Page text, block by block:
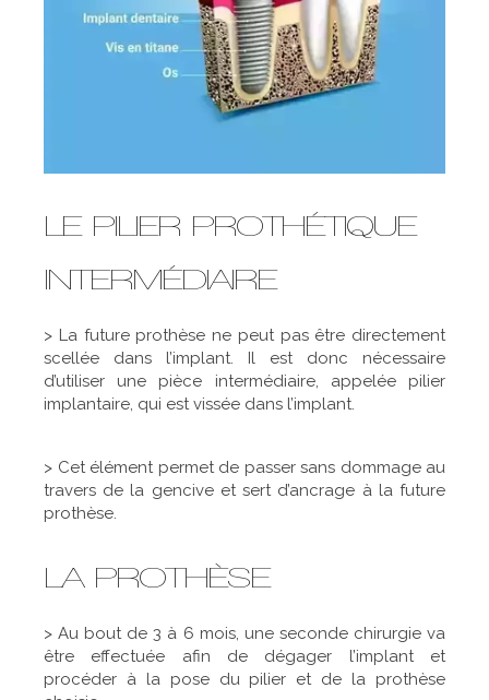
LE PILIER PROTHÉTIQUE
INTERMÉDIAIRE
> La future prothèse ne peut pas être directement
scellée dans l’implant. Il est donc nécessaire
d’utiliser une pièce intermédiaire, appelée pilier
implantaire, qui est vissée dans l’implant.
> Cet élément permet de passer sans dommage au
travers de la gencive et sert d’ancrage à la future
prothèse.
LA PROTHÈSE
> Au bout de 3 à 6 mois, une seconde chirurgie va
être effectuée afin de dégager l’implant et
procéder à la pose du pilier et de la prothèse